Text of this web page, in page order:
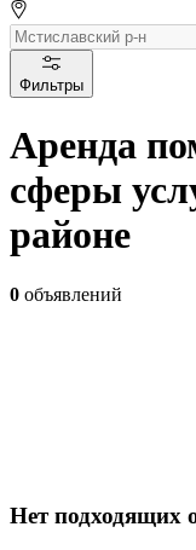
Фильтры
Аренда
сферы
районе
0 объявлений
Нет подходящих